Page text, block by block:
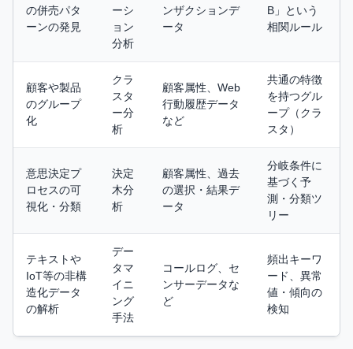
の併売パタ
ーンの発見
ーシ
ョン
分析
ンザクションデ
ータ
B」という
相関ルール
顧客や製品
のグループ
化
クラ
スタ
ー分
析
顧客属性、Web
行動履歴データ
など
共通の特徴
を持つグル
ープ（クラ
スタ）
意思決定プ
ロセスの可
視化・分類
決定
木分
析
顧客属性、過去
の選択・結果デ
ータ
分岐条件に
基づく予
測・分類ツ
リー
テキストや
IoT等の非構
造化データ
の解析
デー
タマ
イニ
ング
手法
コールログ、セ
ンサーデータな
ど
頻出キーワ
ード、異常
値・傾向の
検知